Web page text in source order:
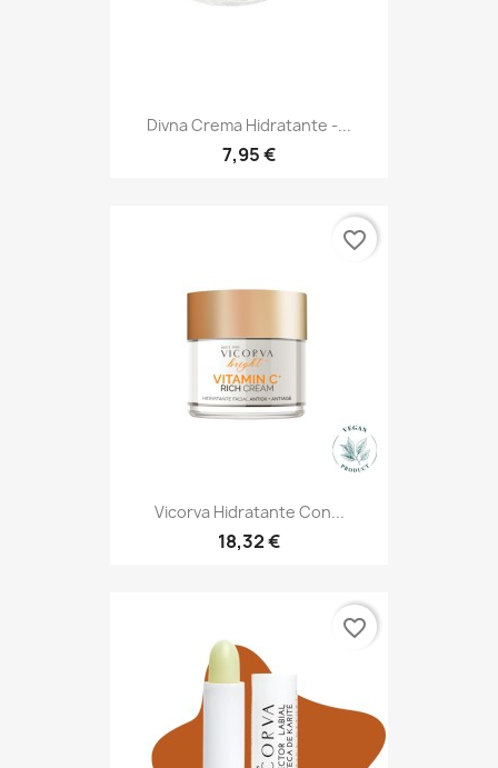
Divna Crema Hidratante -...
7,95 €
Vicorva Hidratante Con...
18,32 €
favorite_border
favorite_border